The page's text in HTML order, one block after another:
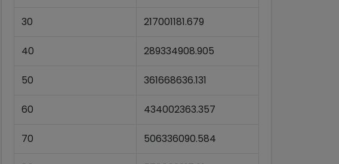
30 217001181.679
40 289334908.905
50 361668636.131
60 434002363.357
70 506336090.584